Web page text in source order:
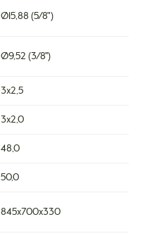
Ø15,88 (5/8")
Ø9,52 (3/8'')
3х2,5
3х2,0
48,0
50,0
845x700x330